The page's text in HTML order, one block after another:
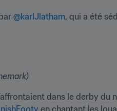
@karlJlatham, qui a été
dans le derby du
en chantant les